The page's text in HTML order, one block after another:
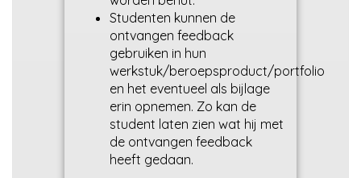
Studenten kunnen de
ontvangen feedback
gebruiken in hun
werkstuk/beroepsproduct/portfolio
en het eventueel als bijlage
erin opnemen. Zo kan de
student laten zien wat hij met
de ontvangen feedback
heeft gedaan.